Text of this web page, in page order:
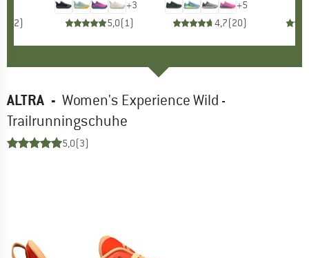
2)
+3
5,0(1)
+5
4,7(20)
ALTRA - Women's Experience Wild -
Trailrunningschuhe
5,0(3)